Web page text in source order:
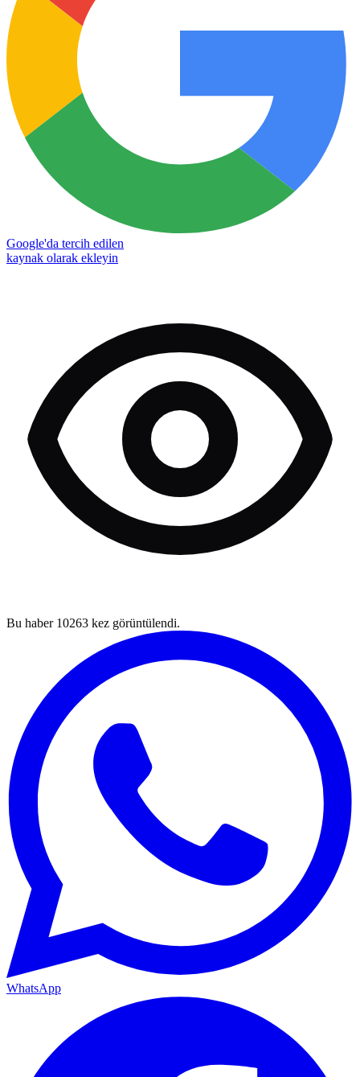
Google'da tercih edilen
kaynak olarak ekleyin
Bu haber 10263 kez görüntülendi.
WhatsApp